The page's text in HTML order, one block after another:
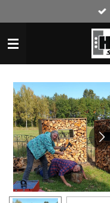
Hauptinhalt
springen